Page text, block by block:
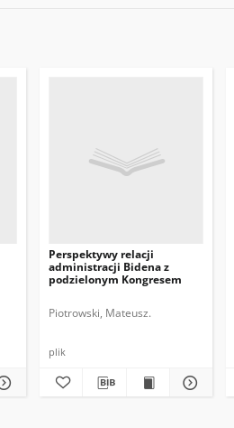
Perspektywy relacji
administracji Bidena z
podzielonym Kongresem
Piotrowski, Mateusz.
plik